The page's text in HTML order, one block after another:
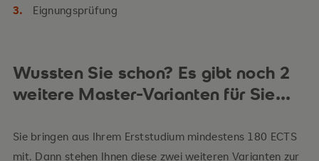
Eignungsprüfung
Wussten Sie schon? Es gibt noch 2
weitere Master-Varianten für Sie...
Sie bringen aus Ihrem Erststudium mindestens 180 ECTS
mit. Dann stehen Ihnen diese zwei weiteren Varianten zur